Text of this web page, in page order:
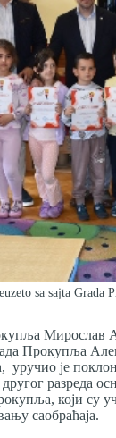
sa sajta Grada
Мирослав
Прокупља
је
разреда
који су
саобраћаја.